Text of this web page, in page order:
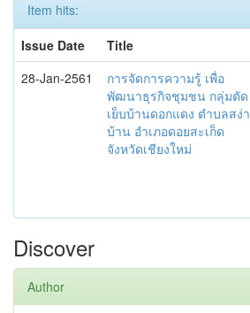
Item hits:
Issue Date
Title
28-Jan-2561
การจัดการความรู้ เพื่อ
พัฒนาธุรกิจชุมชน กลุ่มตัด
เย็บบ้านดอกแดง ตำบลสง่า
บ้าน อำเภอดอยสะเก็ด
จังหวัดเชียงใหม่
Discover
Author